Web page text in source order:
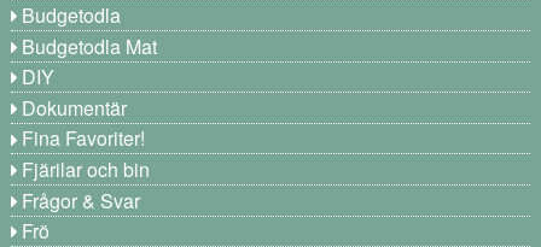
Budgetodla
Budgetodla Mat
DIY
Dokumentär
Fina Favoriter!
Fjärilar och bin
Frågor & Svar
Frö